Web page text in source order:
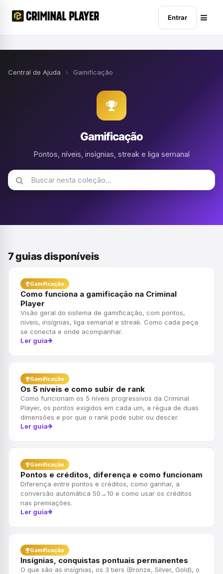
Entrar
Central de Ajuda › Gamificação
Gamificação
Pontos, níveis, insígnias, streak e liga semanal
7 guias disponíveis
Gamificação
Como funciona a gamificação na Criminal
Player
Visão geral do sistema de gamificação, com pontos,
níveis, insígnias, liga semanal e streak. Como cada peça
se conecta e onde acompanhar.
Ler guia
Gamificação
Os 5 níveis e como subir de rank
Como funcionam os 5 níveis progressivos da Criminal
Player, os pontos exigidos em cada um, a régua de duas
dimensões e por que o rank pode subir ou descer.
Ler guia
Gamificação
Pontos e créditos, diferença e como funcionam
Diferença entre pontos e créditos, como ganhar, a
conversão automática 50→10 e como usar os créditos
nas premiações.
Ler guia
Gamificação
Insígnias, conquistas pontuais permanentes
O que são as insígnias, os 3 tiers (Bronze, Silver, Gold), o